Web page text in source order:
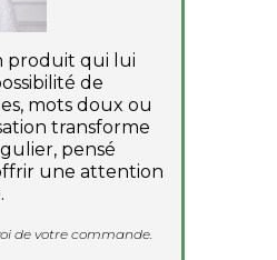
produit qui lui
de
mots doux ou
transforme
pensé
une attention
de votre commande.